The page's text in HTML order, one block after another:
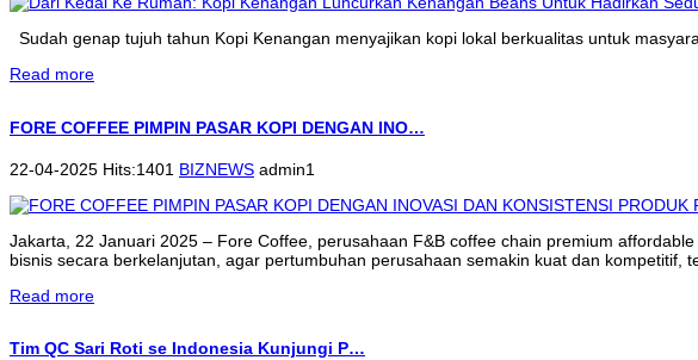
Sudah genap tujuh tahun Kopi Kenangan menyajikan kopi lokal berkualitas untuk
Read more
FORE COFFEE PIMPIN PASAR KOPI DENGAN INO…
22-04-2025 Hits:1401 BIZNEWS admin1
Jakarta, 22 Januari 2025 – Fore Coffee, perusahaan F&B coffee chain premium
bisnis secara berkelanjutan, agar pertumbuhan perusahaan semakin kuat dan kompetitif,
Read more
Tim QC Sari Roti se Indonesia Kunjungi P…